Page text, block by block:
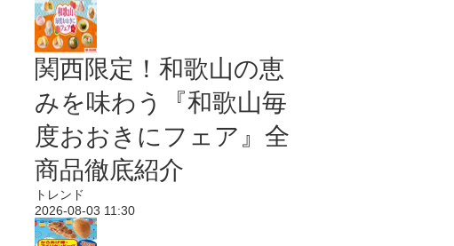
関西限定！和歌山の恵
みを味わう『和歌山毎
度おおきにフェア』全
商品徹底紹介
トレンド
2026-08-03 11:30